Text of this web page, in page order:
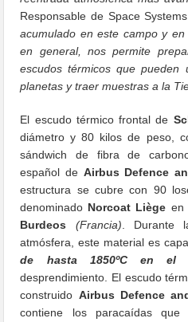
Responsable de Space
acumulado en este campo y
en general, nos permite
escudos térmicos que pueden
planetas y traer muestras a la
El escudo térmico frontal de
diámetro y 80 kilos de peso,
sándwich de fibra de
español de Airbus Defence
estructura se cubre con 90
denominado Norcoat Liège en
Burdeos
(Francia) . Durante
atmósfera, este material es
de hasta 1850ºC en el
desprendimiento. El escudo
construido Airbus Defence
contiene los paracaídas